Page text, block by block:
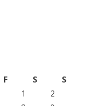
F S
S
1
2